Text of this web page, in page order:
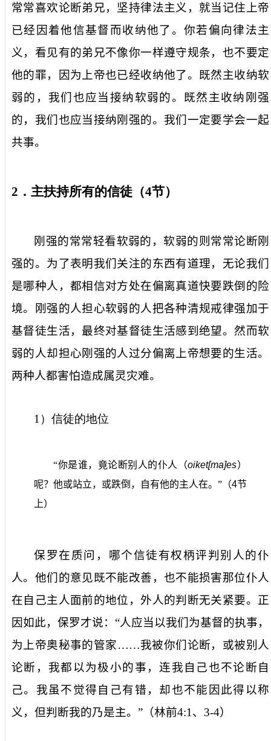
常常喜欢论断弟兄，坚持律法主义，就当记住上帝
已经因着他信基督而收纳他了。你若偏向律法主
义，看见有的弟兄不像你一样遵守规条，也不要定
他的罪，因为上帝也已经收纳他了。既然主收纳软
弱的，我们也应当接纳软弱的。既然主收纳刚强
的，我们也应当接纳刚强的。我们一定要学会一起
共事。
2 ．主扶持所有的信徒（4节）
刚强的常常轻看软弱的，软弱的则常常论断刚
强的。为了表明我们关注的东西有道理，无论我们
是哪种人，都相信对方处在偏离真道快要跌倒的险
境。刚强的人担心软弱的人把各种清规戒律强加于
基督徒生活，最终对基督徒生活感到绝望。然而软
弱的人却担心刚强的人过分偏离上帝想要的生活。
两种人都害怕造成属灵灾难。
1 ）信徒的地位
“你是谁，竟论断别人的仆人（oiket[ma]es）
呢？他或站立，或跌倒，自有他的主人在。”（4节
上）
保罗在质问，哪个信徒有权柄评判别人的仆
人。他们的意见既不能改善，也不能损害那位仆人
在自己主人面前的地位，外人的判断无关紧要。正
因如此，保罗才说：“人应当以我们为基督的执事，
为上帝奥秘事的管家……我被你们论断，或被别人
论断，我都以为极小的事，连我自己也不论断自
己。我虽不觉得自己有错，却也不能因此得以称
义，但判断我的乃是主。”（林前4:1 、 3-4）